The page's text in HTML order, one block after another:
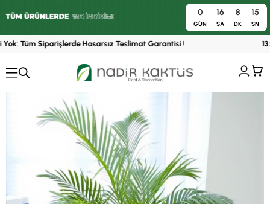
0
GÜN
16
SA
8
DK
14
SN
Tüm Siparişlerde Hasarsız Teslimat Garantisi !